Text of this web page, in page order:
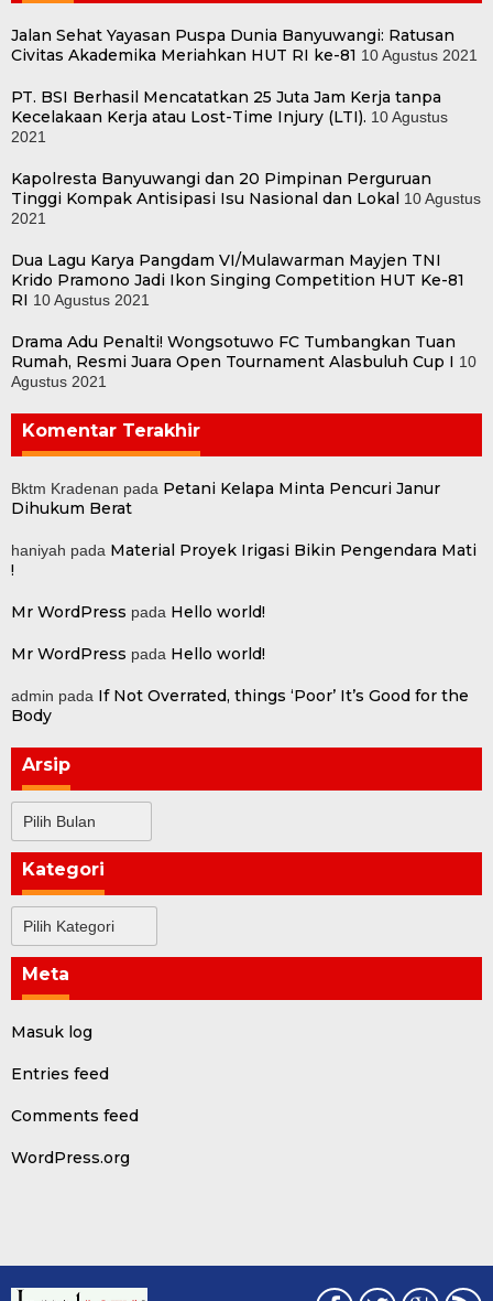
Jalan Sehat Yayasan Puspa Dunia Banyuwangi: Ratusan
Civitas Akademika Meriahkan HUT RI ke-81 10 Agustus 2021
PT. BSI Berhasil Mencatatkan 25 Juta Jam Kerja tanpa
Kecelakaan Kerja atau Lost-Time Injury (LTI). 10 Agustus
2021
Kapolresta Banyuwangi dan 20 Pimpinan Perguruan
Tinggi Kompak Antisipasi Isu Nasional dan Lokal
10 Agustus
2021
Dua Lagu Karya Pangdam VI/Mulawarman Mayjen TNI
Krido Pramono Jadi Ikon Singing Competition HUT Ke-81
RI 10 Agustus 2021
Drama Adu Penalti! Wongsotuwo FC Tumbangkan Tuan
Rumah, Resmi Juara Open Tournament Alasbuluh Cup I 10
Agustus 2021
Komentar Terakhir
Bktm Kradenan pada Petani Kelapa Minta Pencuri Janur
Dihukum Berat
haniyah pada Material Proyek Irigasi Bikin Pengendara Mati
!
Mr WordPress pada Hello world!
Mr WordPress pada Hello world!
admin pada If Not Overrated, things ‘Poor’ It’s Good for the
Body
Arsip
Kategori
Meta
Masuk log
Entries feed
Comments feed
WordPress.org